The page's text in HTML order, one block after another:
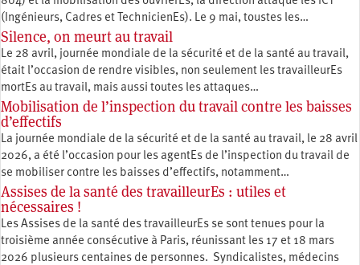
(Ingénieurs, Cadres et TechnicienEs). Le 9 mai, toustes les…
Silence, on meurt au travail
Le 28 avril, journée mondiale de la sécurité et de la santé au travail,
était l’occasion de rendre visibles, non seulement les travailleurEs
mortEs au travail, mais aussi toutes les attaques…
Mobilisation de l’inspection du travail contre les baisses
d’effectifs
La journée mondiale de la sécurité et de la santé au travail, le 28 avril
2026, a été l’occasion pour les agentEs de l’inspection du travail de
se mobiliser contre les baisses d’effectifs, notamment…
Assises de la santé des travailleurEs : utiles et
nécessaires !
Les Assises de la santé des travailleurEs se sont tenues pour la
troisième année consécutive à Paris, réunissant les 17 et 18 mars
2026 plusieurs centaines de personnes. Syndicalistes, médecins